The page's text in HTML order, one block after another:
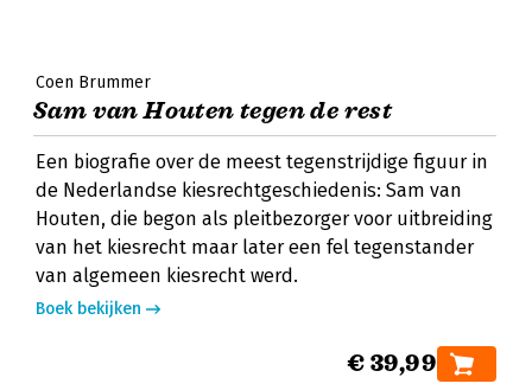
Coen Brummer
Sam van Houten tegen de rest
Een biografie over de meest tegenstrijdige figuur in
de Nederlandse kiesrechtgeschiedenis: Sam van
Houten, die begon als pleitbezorger voor uitbreiding
van het kiesrecht maar later een fel tegenstander
van algemeen kiesrecht werd.
Boek bekijken
€ 39,99